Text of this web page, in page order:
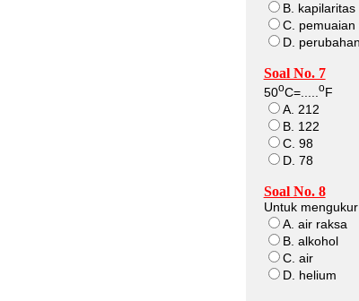
B. kapilaritas
C. pemuaian
D.
Soal No. 7
50oC=..... oF
A. 212
B. 122
C. 98
D. 78
Soal No. 8
Untuk
A. air raksa
B. alkohol
C. air
D. helium